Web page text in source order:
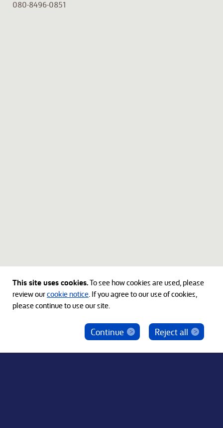
080-8496-0851
ベインキャピタル社員を騙った投資勧誘にご注意
This site uses cookies.To see how cookies are used, please
review ourcookie notice. If you agree to our use of cookies,
please continue to use our site.
Reject all
Continue